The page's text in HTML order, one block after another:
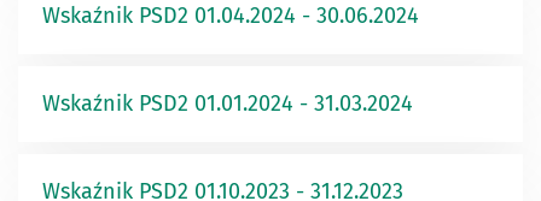
Wskaźnik PSD2 01.04.2024 - 30.06.2024
Wskaźnik PSD2 01.01.2024 - 31.03.2024
Wskaźnik PSD2 01.10.2023 - 31.12.2023